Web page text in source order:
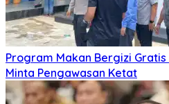
Program Makan Bergizi Gratis
Minta Pengawasan Ketat